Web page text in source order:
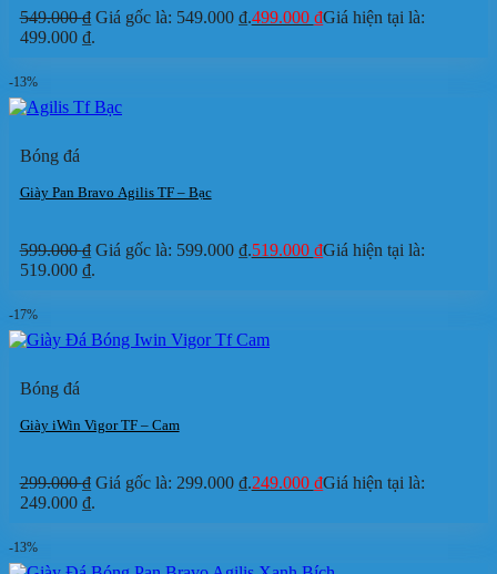
549.000₫ Giá gốc là: 549.000 ₫.499.000 ₫Giá hiện tại là:
499.000 ₫.
-13%
Bóng đá
Giày Pan Bravo Agilis TF – Bạc
599.000₫ Giá gốc là: 599.000 ₫.519.000 ₫Giá hiện tại là:
519.000 ₫.
-17%
Bóng đá
Giày iWin Vigor TF – Cam
299.000₫ Giá gốc là: 299.000 ₫.249.000 ₫Giá hiện tại là:
249.000 ₫.
-13%